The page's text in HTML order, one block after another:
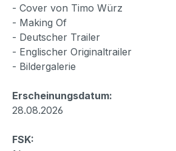
- Cover von Timo Würz
- Making Of
- Deutscher Trailer
- Englischer Originaltrailer
- Bildergalerie
Erscheinungsdatum:
28.08.2026
FSK: